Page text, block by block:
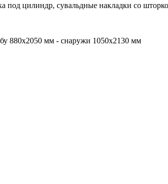
под цилиндр, сувальдные накладки со
880х2050 мм - снаружи 1050х2130 мм